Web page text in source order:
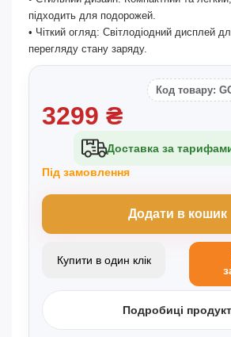
підходить для подорожей.
• Чіткий огляд: Світлодіодний дисплей
перегляду стану заряду.
Код товару:
3299 ₴
Доставка за
Під замовлення
Додати в кошик
Купити в один клік
Подробиці продукт